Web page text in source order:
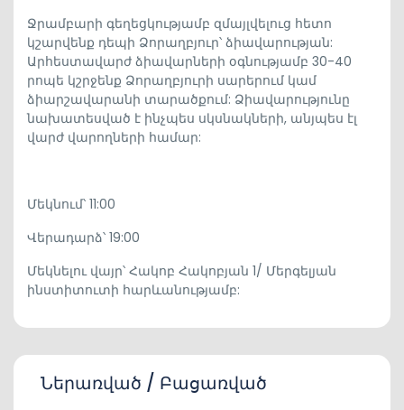
Ջրամբարի գեղեցկությամբ զմայլվելուց հետո
կշարվենք դեպի Ձորաղբյուր՝ ձիավարության:
Արհեստավարժ ձիավարների օգնությամբ 30-40
րոպե կշրջենք Ձորաղբյուրի սարերում կամ
ձիարշավարանի տարածքում: Ձիավարությունը
նախատեսված է ինչպես սկսնակների, անյպես էլ
վարժ վարողների համար:
Մեկնում՝ 11:00
Վերադարձ՝ 19:00
Մեկնելու վայր՝ Հակոբ Հակոբյան 1/ Մերգելյան
ինստիտուտի հարևանությամբ:
Ներառված / Բացառված